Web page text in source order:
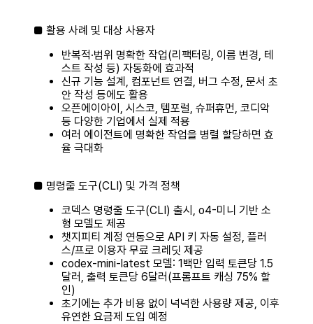
■ 활용 사례 및 대상 사용자
반복적·범위 명확한 작업(리팩터링, 이름 변경, 테
스트 작성 등) 자동화에 효과적
신규 기능 설계, 컴포넌트 연결, 버그 수정, 문서 초
안 작성 등에도 활용
오픈에이아이, 시스코, 템포럴, 슈퍼휴먼, 코디악
등 다양한 기업에서 실제 적용
여러 에이전트에 명확한 작업을 병렬 할당하면 효
율 극대화
■ 명령줄 도구(CLI) 및 가격 정책
코덱스 명령줄 도구(CLI) 출시, o4-미니 기반 소
형 모델도 제공
챗지피티 계정 연동으로 API 키 자동 설정, 플러
스/프로 이용자 무료 크레딧 제공
codex-mini-latest 모델: 1백만 입력 토큰당 1.5
달러, 출력 토큰당 6달러(프롬프트 캐싱 75% 할
인)
초기에는 추가 비용 없이 넉넉한 사용량 제공, 이후
유연한 요금제 도입 예정